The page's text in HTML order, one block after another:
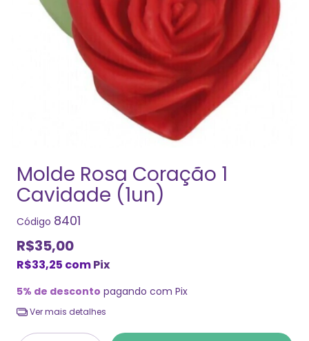
Molde Rosa Coração 1
Cavidade (1un)
Código 8401
R$35,00
R$33,25 comPix
5% de desconto pagando com Pix
Ver mais detalhes